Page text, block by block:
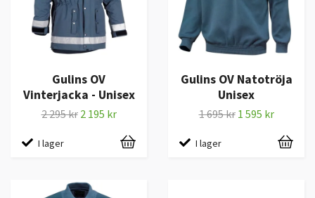
Gulins OV
Vinterjacka - Unisex
2 295 kr 2 195 kr
I lager
Gulins OV Natotröja
Unisex
1 695 kr 1 595 kr
I lager